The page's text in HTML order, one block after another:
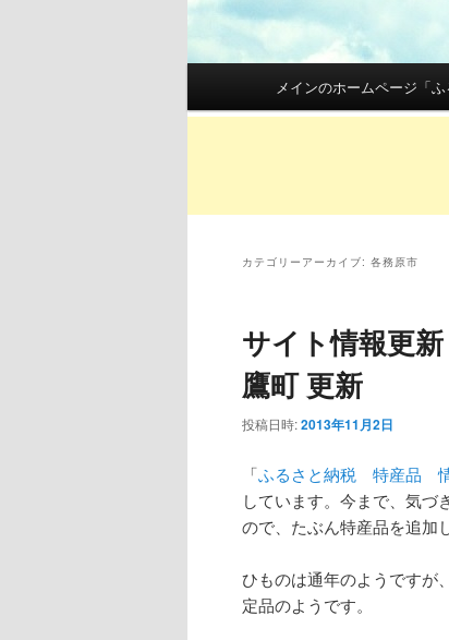
メインコンテンツへ
サブコンテンツへ移
メインのホームページ「
カテゴリーアーカイブ: 各務原市
サイト情報更
鷹町 更新
投稿日時:2013年11月2日
「ふるさと納税 特産品
しています。今まで、気づ
ので、たぶん特産品を追加
ひものは通年のようですが
定品のようです。